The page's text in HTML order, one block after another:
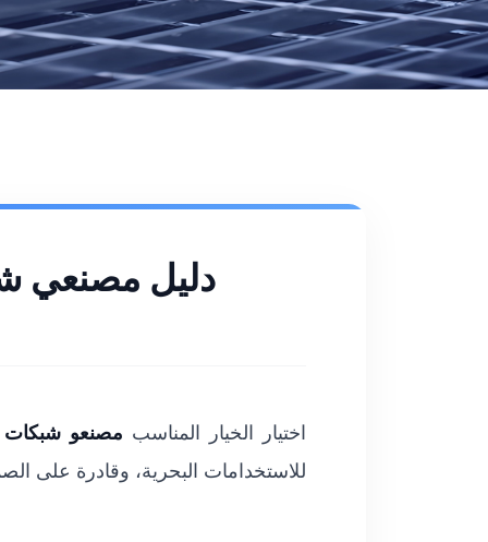
دليل مصنعي
اختيار الخيار المناسب مصنعو شبكات
للاستخدامات البحرية، وقادرة على